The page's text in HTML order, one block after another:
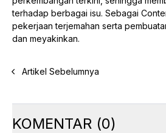
terhadap berbagai isu. Sebagai
pekerjaan terjemahan serta
dan meyakinkan.
Artikel Sebelumnya
KOMENTAR (0)